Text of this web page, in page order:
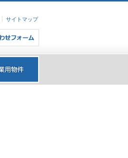
サイトマップ